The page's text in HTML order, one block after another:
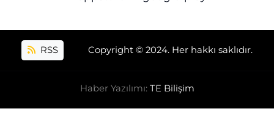
RSS Copyright © 2024. Her hakkı saklıdır.
Haber Yazılımı: TE Bilişim